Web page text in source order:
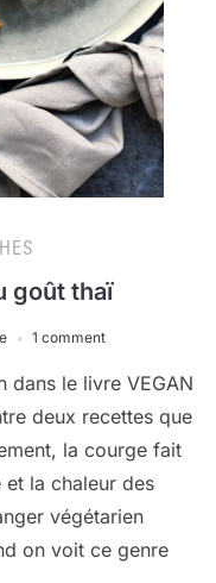
goût thaï
1 comment
dans le livre VEGAN
deux recettes que
la courge fait
la chaleur des
végétarien
on voit ce genre